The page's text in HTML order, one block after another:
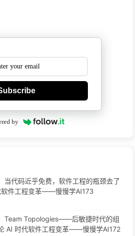
by
当代码近乎免费，软件工程的瓶颈去了
软件工程变革——慢慢学AI173
】Team Topologies——后敏捷时代的组
AI 时代软件工程变革——慢慢学AI172